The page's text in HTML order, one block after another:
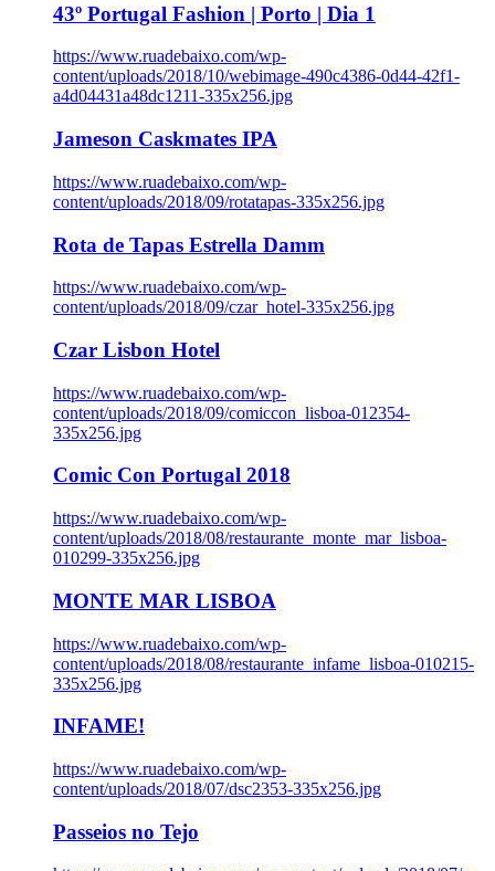
43º Portugal Fashion | Porto | Dia 1
https://www.ruadebaixo.com/wp-
content/uploads/2018/10/webimage-490c4386-0d44-42f1-
a4d04431a48dc1211-335x256.jpg
Jameson Caskmates IPA
https://www.ruadebaixo.com/wp-
content/uploads/2018/09/rotatapas-335x256.jpg
Rota de Tapas Estrella Damm
https://www.ruadebaixo.com/wp-
content/uploads/2018/09/czar_hotel-335x256.jpg
Czar Lisbon Hotel
https://www.ruadebaixo.com/wp-
content/uploads/2018/09/comiccon_lisboa-012354-
335x256.jpg
Comic Con Portugal 2018
https://www.ruadebaixo.com/wp-
content/uploads/2018/08/restaurante_monte_mar_lisboa-
010299-335x256.jpg
MONTE MAR LISBOA
https://www.ruadebaixo.com/wp-
content/uploads/2018/08/restaurante_infame_lisboa-010215-
335x256.jpg
INFAME!
https://www.ruadebaixo.com/wp-
content/uploads/2018/07/dsc2353-335x256.jpg
Passeios no Tejo